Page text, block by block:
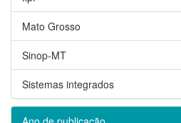
Mato Grosso
Sinop-MT
Sistemas integrados